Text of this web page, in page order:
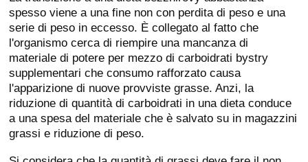
spesso viene a una fine non con perdita di peso e una
serie di peso in eccesso. È collegato al fatto che
l'organismo cerca di riempire una mancanza di
materiale di potere per mezzo di carboidrati bystry
supplementari che consumo rafforzato causa
l'apparizione di nuove provviste grasse. Anzi, la
riduzione di quantità di carboidrati in una dieta conduce
a una spesa del materiale che è salvato su in magazzini
grassi e riduzione di peso.